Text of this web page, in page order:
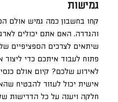
גמישות
קחו בחשבון כמה גמיש אולם
והגדרה. האם אתם יכולים
שיתאים לצרכים הספציפיים
פתוח לעבוד איתכם כדי
לאירוע שלכם? קיום אולם
אישית יכול לעזור להבטיח
חלקה ויענה על כל הדרישות